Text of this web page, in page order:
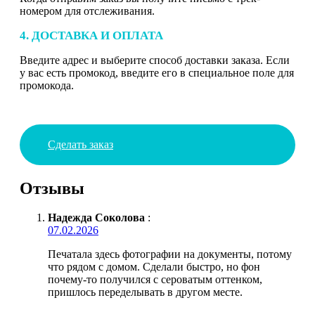
номером для отслеживания.
4. ДОСТАВКА И ОПЛАТА
Введите адрес и выберите способ доставки заказа. Если
у вас есть промокод, введите его в специальное поле для
промокода.
Сделать заказ
Отзывы
Надежда Соколова :
07.02.2026
Печатала здесь фотографии на документы, потому
что рядом с домом. Сделали быстро, но фон
почему-то получился с сероватым оттенком,
пришлось переделывать в другом месте.